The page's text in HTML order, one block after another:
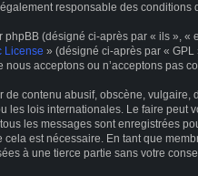
responsable des
phpBB (désigné ci-après par « ils »,
License » (désigné ci-après par «
nous acceptons ou n’acceptons pas
de contenu abusif, obscène,
les lois internationales. Le faire peut
les messages sont enregistrées
est nécessaire. En tant que
à une tierce partie sans votre